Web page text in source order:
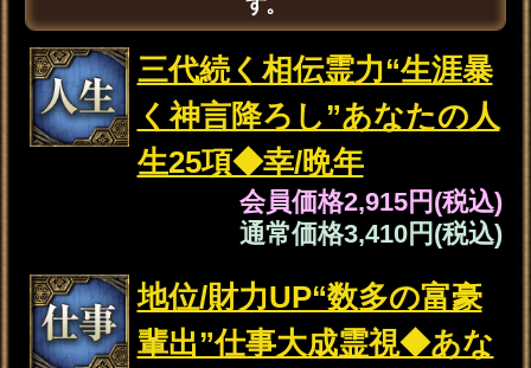
も聴き取る”あの人の本心
霊聴8千字◆全告白
会員価格2,530円(税込)
通常価格2,860円(税込)
深夜の閲覧推奨“あの人の
本能暴く”愛欲霊視◆体相
性/期待/特別な夜
会員価格2,255円(税込)
職場/既婚/年の差≪諦め寸
前◆複雑恋の救済霊視≫2